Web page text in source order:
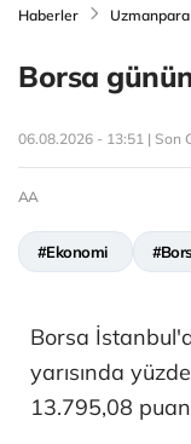
Haberler Uzmanpara
Borsa
06.08.2026 - 13:51 | Son
AA
#Ekonomi
Borsa
yarısında
13.795,08